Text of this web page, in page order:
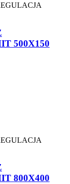
500X150
800X400